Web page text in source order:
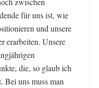
für uns ist, wie
und unsere
erarbeiten. Unsere
die, so glaub ich
Bei uns muss man